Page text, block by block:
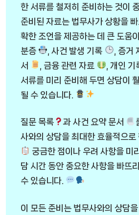
한 서류를 철저히 준비하는 것이
준비된 자료는 법무사가 상황을
확한 조언을 제공하는 데 큰 도움
분증
, 사건 발생 기록 , 증거
서
, 금융 관련 자료 , 개인 기
서류를 미리 준비해 두면 상담이
될 수 있습니다.
질문 목록 과 사건 요약 문서
사와의 상담을 최대한 효율적으로
궁금한 점이나 우려 사항을 미
담 시간 동안 중요한 사항을 빠뜨
수 있습니다.
이 모든 준비는 법무사와의 상담